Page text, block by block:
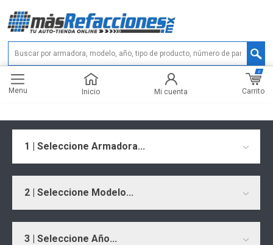
Menu Inicio Mi cuenta Carrito
0
1 | Seleccione Armadora...
2 | Seleccione Modelo...
3 | Seleccione Año...